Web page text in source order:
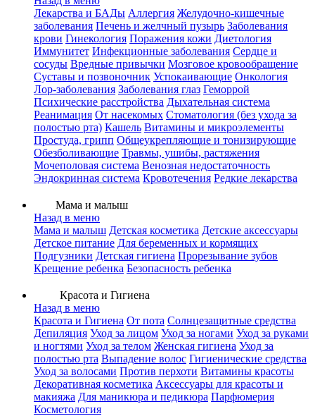
Лекарства и БАДы Аллергия Желудочно-кишечные
заболевания Печень и желчный пузырь Заболевания
крови Гинекология Поражения кожи Диетология
Иммунитет Инфекционные заболевания Сердце и
сосуды Вредные привычки Мозговое кровообращение
Суставы и позвоночник Успокаивающие Онкология
Лор-заболевания Заболевания глаз Геморрой
Психические расстройства Дыхательная система
Реанимация От насекомых Стоматология (без ухода за
полостью рта) Кашель Витамины и микроэлементы
Простуда, грипп Общеукрепляющие и тонизирующие
Обезболивающие Травмы, ушибы, растяжения
Мочеполовая система Венозная недостаточность
Эндокринная система Кровотечения Редкие лекарства
Мама и малыш
Назад в меню
Мама и малыш Детская косметика Детские аксессуары
Детское питание Для беременных и кормящих
Подгузники Детская гигиена Прорезывание зубов
Крещение ребенка Безопасность ребенка
Красота и Гигиена
Назад в меню
Красота и Гигиена От пота Солнцезащитные средства
Депиляция Уход за лицом Уход за ногами Уход за руками
и ногтями Уход за телом Женская гигиена Уход за
полостью рта Выпадение волос Гигиенические средства
Уход за волосами Против перхоти Витамины красоты
Декоративная косметика Аксессуары для красоты и
макияжа Для маникюра и педикюра Парфюмерия
Косметология